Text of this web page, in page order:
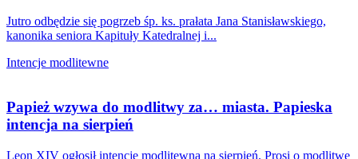
Jutro odbędzie się pogrzeb śp. ks. prałata Jana Stanisławskiego,
kanonika seniora Kapituły Katedralnej i...
Intencje modlitewne
Papież wzywa do modlitwy za… miasta. Papieska
intencja na sierpień
Leon XIV ogłosił intencję modlitewną na sierpień. Prosi o modlitwę